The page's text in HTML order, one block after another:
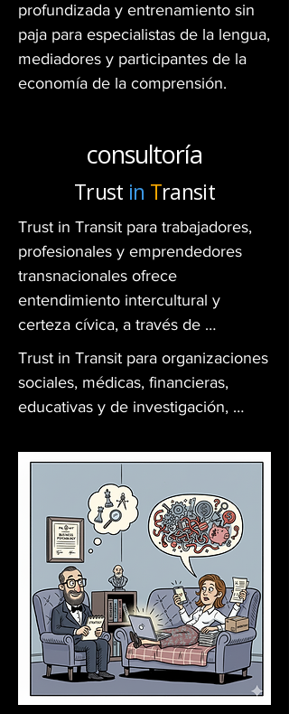
profundizada y entrenamiento sin
paja para especialistas de la lengua,
mediadores y participantes de la
economía de la comprensión.
consultoría
Trust in Transit
Trust in Transit para trabajadores,
profesionales y emprendedores
transnacionales ofrece
entendimiento intercultural y
certeza cívica, a través de
educación financiera, resiliencia y
servicios de consultoría.
Trust in Transit para organizaciones
sociales, médicas, financieras,
educativas y de investigación,
validado, impacto y conformidad
normativa a través de servicios
lingüísticos, participación
comunitaria, negociación y
mediación profesionales.